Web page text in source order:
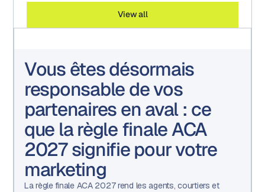
View all
Vous êtes désormais
responsable de vos
partenaires en aval : ce
que la règle finale ACA
2027 signifie pour votre
marketing
La règle finale ACA 2027 rend les agents, courtiers et